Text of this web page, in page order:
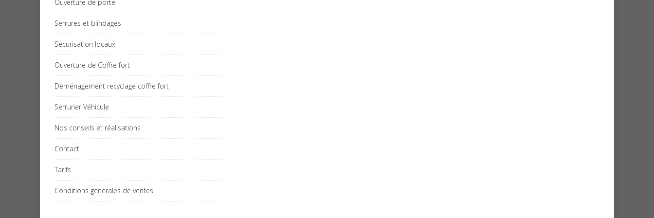
Ouverture de porte
Serrures et blindages
Sécurisation locaux
Ouverture de Coffre fort
Déménagement recyclage coffre fort
Serrurier Véhicule
Nos conseils et réalisations
Contact
Tarifs
Conditions générales de ventes